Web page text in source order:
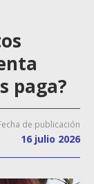
paga?
de publicación
16 julio 2026